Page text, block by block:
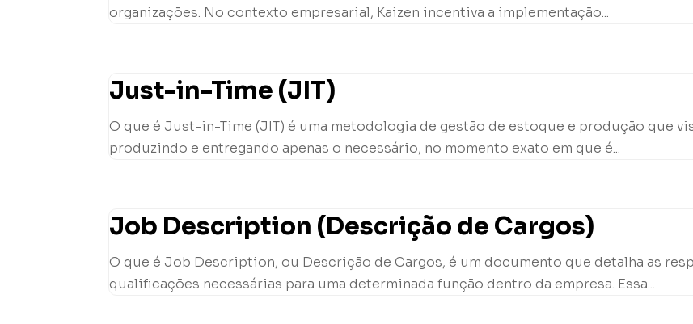
organizações. No contexto empresarial, Kaizen incentiva a implementação...
Just-in-Time (JIT)
O que é Just-in-Time (JIT) é uma metodologia de gestão de estoque e produção que
produzindo e entregando apenas o necessário, no momento exato em que é...
Job Description (Descrição de Cargos)
O que é Job Description, ou Descrição de Cargos, é um documento que detalha as
qualificações necessárias para uma determinada função dentro da empresa. Essa...